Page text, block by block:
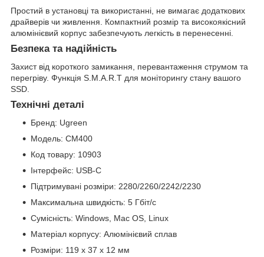
Простий в установці та використанні, не вимагає додаткових
драйверів чи живлення. Компактний розмір та високоякісний
алюмінієвий корпус забезпечують легкість в перенесенні.
Безпека та надійність
Захист від короткого замикання, перевантаження струмом та
перегріву. Функція S.M.A.R.T для моніторингу стану вашого
SSD.
Технічні деталі
Бренд: Ugreen
Модель: CM400
Код товару: 10903
Інтерфейс: USB-C
Підтримувані розміри: 2280/2260/2242/2230
Максимальна швидкість: 5 Гбіт/с
Сумісність: Windows, Mac OS, Linux
Матеріал корпусу: Алюмінієвий сплав
Розміри: 119 x 37 x 12 мм